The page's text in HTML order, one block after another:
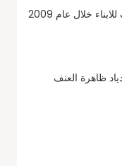
خلال عام 2009
ظاهرة العنف